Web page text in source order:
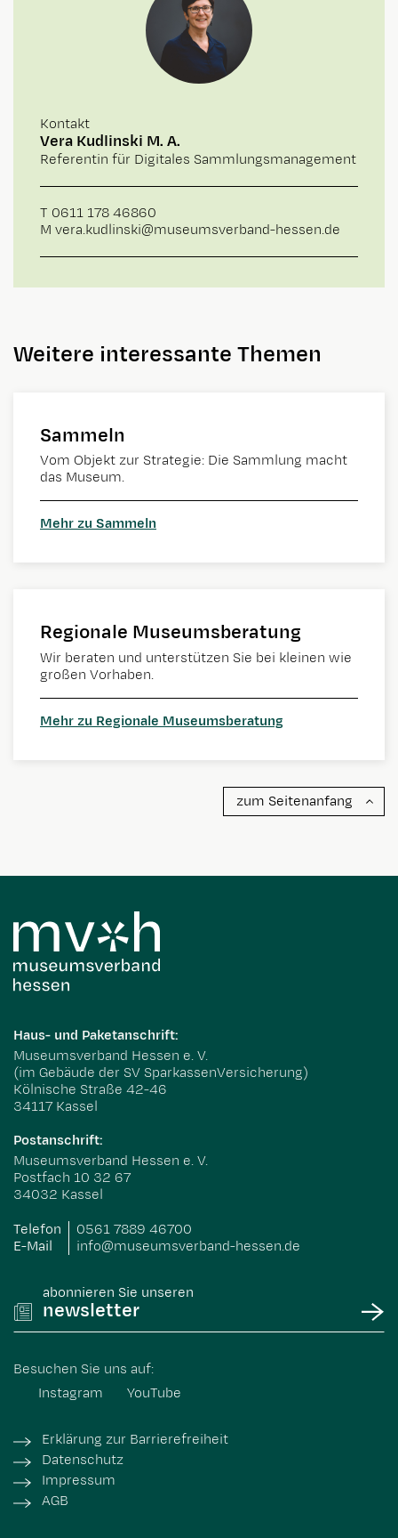
Kontakt
Vera Kudlinski M. A.
Referentin für Digitales Sammlungsmanagement
T 0611 178 46860
M vera.kudlinski@museumsverband-hessen.de
Weitere interessante Themen
Sammeln
Vom Objekt zur Strategie: Die Sammlung macht
das Museum.
Mehr zu Sammeln
Regionale Museumsberatung
Wir beraten und unterstützen Sie bei kleinen wie
großen Vorhaben.
Mehr zu Regionale Museumsberatung
zum Seitenanfang
Haus- und Paketanschrift:
Museumsverband Hessen e. V.
(im Gebäude der SV SparkassenVersicherung)
Kölnische Straße 42-46
34117 Kassel
Postanschrift:
Museumsverband Hessen e. V.
Postfach 10 32 67
34032 Kassel
Telefon
0561 7889 46700
E-Mail
info@museumsverband-hessen.de
abonnieren Sie unseren
newsletter
Besuchen Sie uns auf:
Instagram
YouTube
Erklärung zur Barrierefreiheit
Datenschutz
Impressum
AGB